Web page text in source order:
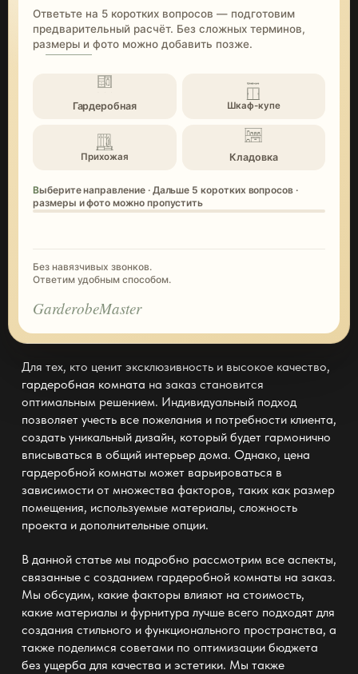
Ответьте на 5 коротких вопросов — подготовим
предварительный расчёт. Без сложных терминов,
размеры и фото можно добавить позже.
Гардеробная Шкаф-купе
Прихожая Кладовка
Выберите направление · Дальше 5 коротких вопросов ·
размеры и фото можно пропустить
Без навязчивых звонков.
Ответим удобным способом.
GarderobeMaster
Для тех, кто ценит эксклюзивность и высокое качество,
гардеробная комната на заказ становится
оптимальным решением. Индивидуальный подход
позволяет учесть все пожелания и потребности клиента,
создать уникальный дизайн, который будет гармонично
вписываться в общий интерьер дома. Однако, цена
гардеробной комнаты может варьироваться в
зависимости от множества факторов, таких как размер
помещения, используемые материалы, сложность
проекта и дополнительные опции.
В данной статье мы подробно рассмотрим все аспекты,
связанные с созданием гардеробной комнаты на заказ.
Мы обсудим, какие факторы влияют на стоимость,
какие материалы и фурнитура лучше всего подходят для
создания стильного и функционального пространства, а
также поделимся советами по оптимизации бюджета
без ущерба для качества и эстетики. Мы также